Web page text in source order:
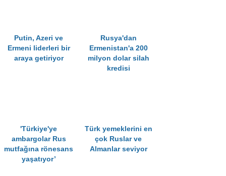
Putin, Azeri ve
Ermeni liderleri bir
araya getiriyor
Rusya'dan
Ermenistan'a 200
milyon dolar silah
kredisi
'Türkiye'ye
ambargolar Rus
mutfağına rönesans
yaşatıyor’
Türk yemeklerini en
çok Ruslar ve
Almanlar seviyor